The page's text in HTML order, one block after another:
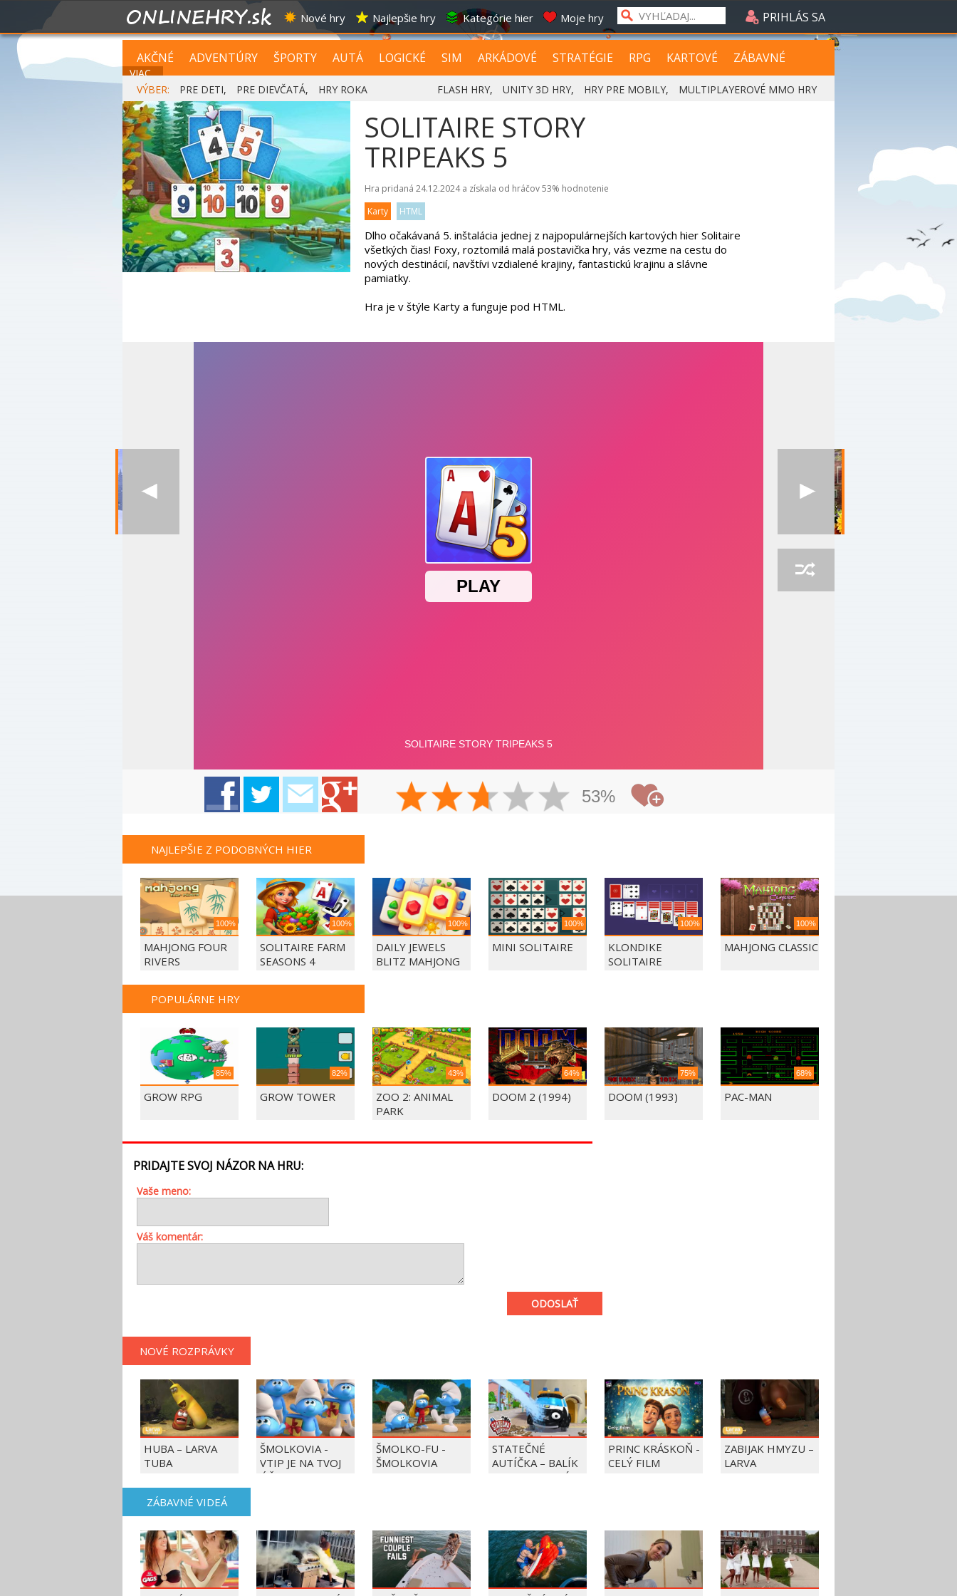
Nové hry Najlepšie hry Kategórie hier Moje hry PRIHLÁS SA
AKČNÉ ADVENTÚRY ŠPORTY AUTÁ LOGICKÉ SIM ARKÁDOVÉ STRATÉGIE RPG KARTOVÉ ZÁBAVNÉ
VIAC...
VÝBER:
PRE DETI, PRE DIEVČATÁ, HRY ROKA FLASH HRY, UNITY 3D HRY, HRY PRE MOBILY, MULTIPLAYEROVÉ MMO HRY
SOLITAIRE STORY
TRIPEAKS 5
Hra pridaná 24.12.2024 a získala od hráčov53% hodnotenie
Karty
HTML
Dlho očakávaná 5. inštalácia jednej z najpopulárnejších kartových hier Solitaire
všetkých čias! Foxy, roztomilá malá postavička hry, vás vezme na cestu do
nových destinácií, navštívi vzdialené krajiny, fantastickú krajinu a slávne
pamiatky.
Hra je v štýle Karty a funguje pod HTML.
53%
NAJLEPŠIE Z PODOBNÝCH HIER
100%
MAHJONG FOUR
RIVERS
100%
SOLITAIRE FARM
SEASONS 4
100%
DAILY JEWELS
BLITZ MAHJONG
100%
MINI SOLITAIRE
100%
KLONDIKE
SOLITAIRE
100%
MAHJONG CLASSIC
POPULÁRNE HRY
85%
GROW RPG
82%
GROW TOWER
43%
ZOO 2: ANIMAL
PARK
64%
DOOM 2 (1994)
75%
DOOM (1993)
68%
PAC-MAN
PRIDAJTE SVOJ NÁZOR NA HRU:
Vaše meno:
Váš komentár:
ODOSLAŤ
NOVÉ ROZPRÁVKY
HUBA – LARVA
TUBA
ŠMOLKOVIA -
VTIP JE NA TVOJ
ÚČET
ŠMOLKO-FU -
ŠMOLKOVIA
STATEČNÉ
AUTÍČKA – BALÍK
PIERRE PRECLÍK
PRINC KRÁSKOŇ -
CELÝ FILM
ZABIJAK HMYZU –
LARVA
ZÁBAVNÉ VIDEÁ